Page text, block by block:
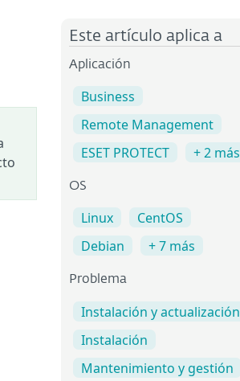
Este artículo aplica a
Aplicación
Business
Remote Management
ESET PROTECT
+ 2 más
OS
Linux
CentOS
Debian
+ 7 más
Problema
Instalación y actualización
Instalación
Mantenimiento y gestión